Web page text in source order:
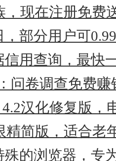
，现在注册免费
部分用户可
信用查询，最快
问卷调查免费
汉化修复版，
精简版，适合老
的浏览器，专